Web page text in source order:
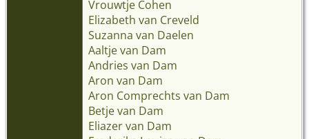
Vrouwtje Cohen
Elizabeth van Creveld
Suzanna van Daelen
Aaltje van Dam
Andries van Dam
Aron van Dam
Aron Comprechts van Dam
Betje van Dam
Eliazer van Dam